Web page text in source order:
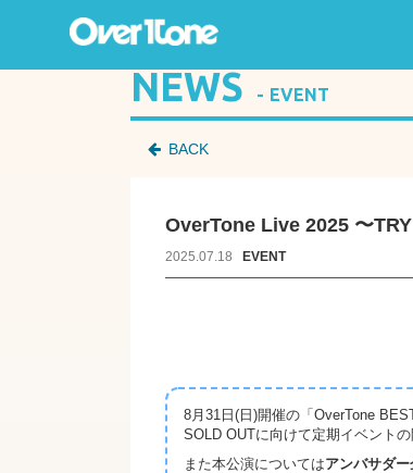
NEWS EVENT
BACK
OverTone Live 2025 〜
2025.07.18 EVENT
8月31日(日)開催の「OverTone
SOLD OUTに向けて定期イベントの
また本公演についてはアンバサダー